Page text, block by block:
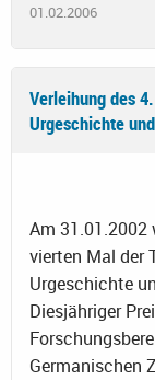
01.02.2006
Verleihung des
Urgeschichte
Am
vierten Mal der
Urgeschichte
Diesjähriger
Germanischen